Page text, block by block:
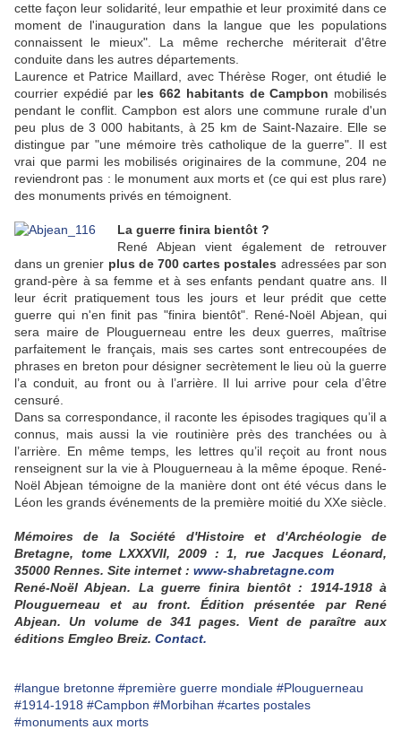
cette façon leur solidarité, leur empathie et leur proximité dans ce
moment de l'inauguration dans la langue que les populations
connaissent le mieux". La même recherche mériterait d'être
conduite dans les autres départements.
Laurence et Patrice Maillard, avec Thérèse Roger, ont étudié le
courrier expédié par les 662 habitants de Campbon mobilisés
pendant le conflit. Campbon est alors une commune rurale d'un
peu plus de 3 000 habitants, à 25 km de Saint-Nazaire. Elle se
distingue par "une mémoire très catholique de la guerre". Il est
vrai que parmi les mobilisés originaires de la commune, 204 ne
reviendront pas : le monument aux morts et (ce qui est plus rare)
des monuments privés en témoignent.
La guerre finira bientôt ?
René Abjean vient également de retrouver
dans un grenier plus de 700 cartes postales adressées par son
grand-père à sa femme et à ses enfants pendant quatre ans. Il
leur écrit pratiquement tous les jours et leur prédit que cette
guerre qui n'en finit pas "finira bientôt". René-Noël Abjean, qui
sera maire de Plouguerneau entre les deux guerres, maîtrise
parfaitement le français, mais ses cartes sont entrecoupées de
phrases en breton pour désigner secrètement le lieu où la guerre
l’a conduit, au front ou à l’arrière. Il lui arrive pour cela d’être
censuré.
Dans sa correspondance, il raconte les épisodes tragiques qu’il a
connus, mais aussi la vie routinière près des tranchées ou à
l’arrière. En même temps, les lettres qu’il reçoit au front nous
renseignent sur la vie à Plouguerneau à la même époque. René-
Noël Abjean témoigne de la manière dont ont été vécus dans le
Léon les grands événements de la première moitié du XXe siècle.
Mémoires de la Société d'Histoire et d'Archéologie de
Bretagne, tome LXXXVII, 2009 : 1, rue Jacques Léonard,
35000 Rennes. Site internet : www-shabretagne.com
René-Noël Abjean. La guerre finira bientôt : 1914-1918 à
Plouguerneau et au front. Édition présentée par René
Abjean. Un volume de 341 pages. Vient de paraître aux
éditions Emgleo Breiz. Contact.
#langue bretonne #première guerre mondiale #Plouguerneau
#1914-1918 #Campbon #Morbihan #cartes postales
#monuments aux morts